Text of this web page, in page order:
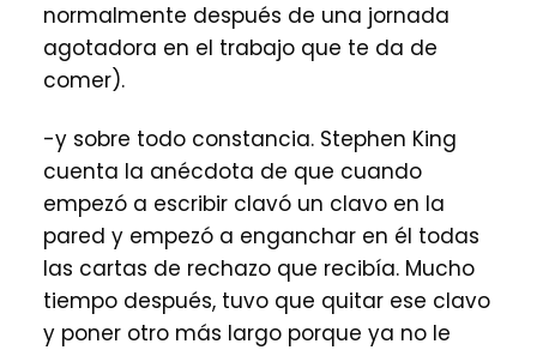
normalmente después de una jornada
agotadora en el trabajo que te da de
comer).
-y sobre todo constancia. Stephen King
cuenta la anécdota de que cuando
empezó a escribir clavó un clavo en la
pared y empezó a enganchar en él todas
las cartas de rechazo que recibía. Mucho
tiempo después, tuvo que quitar ese clavo
y poner otro más largo porque ya no le